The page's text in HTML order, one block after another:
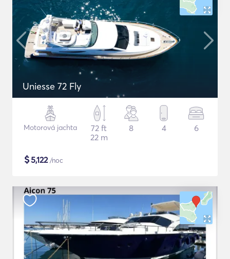
Uniesse 72 Fly
Motorová jachta
72 ft
22 m
8 4 6
$5,122/noc